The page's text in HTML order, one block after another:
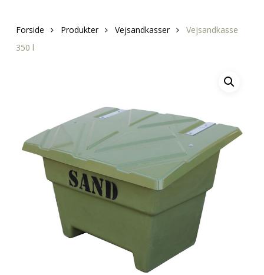
Forside Produkter Vejsandkasser
Vejsandkasse
350 l